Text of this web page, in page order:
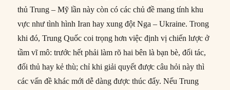
thủ Trung – Mỹ lần này còn có các chủ đề mang tính khu
vực như tình hình Iran hay xung đột Nga – Ukraine. Trong
khi đó, Trung Quốc coi trọng hơn việc định vị chiến lược ở
tầm vĩ mô: trước hết phải làm rõ hai bên là bạn bè, đối tác,
đối thủ hay kẻ thù; chỉ khi giải quyết được câu hỏi này thì
các vấn đề khác mới dễ dàng được thúc đẩy. Nếu Trung